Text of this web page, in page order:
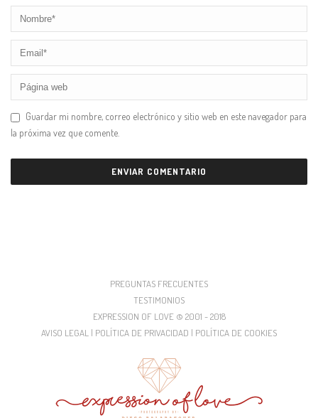
Guardar mi nombre, correo electrónico y sitio web en este navegador para
la próxima vez que comente.
PREGUNTAS FRECUENTES
TESTIMONIOS
EXPRESSION OF LOVE © 2001 - 2018
AVISO LEGAL | POLÍTICA DE PRIVACIDAD | POLÍTICA DE COOKIES